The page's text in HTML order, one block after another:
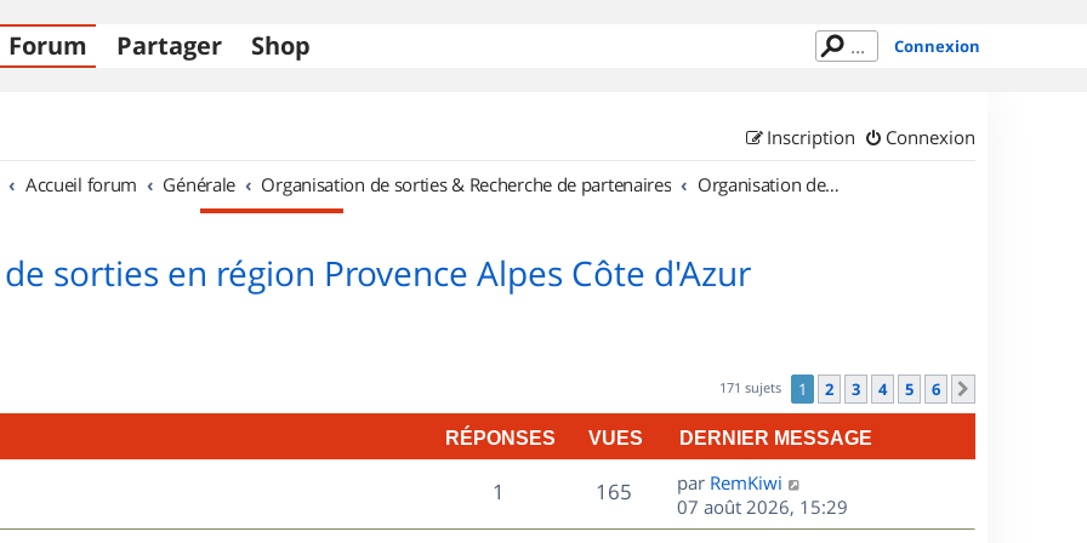
Forum Partager Shop Connexion
Connexion
Inscription
Accueil forum Générale Organisation de sorties & Recherche de partenaires Organisation de sorties en région Provence Alpes Côte d'Azur
sorties en région Provence Alpes Côte d'Azur
171 sujets 1 2 3 4 5 6
RÉPONSES VUES DERNIER MESSAGE
1
é
165V
u
D
e
r
par RemKiwi
07 août 2026, 15:29